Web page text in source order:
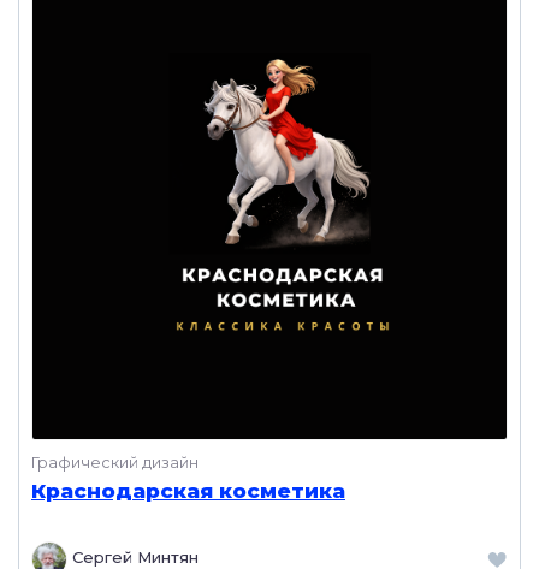
Графический дизайн
Краснодарская косметика
Сергей Минтян